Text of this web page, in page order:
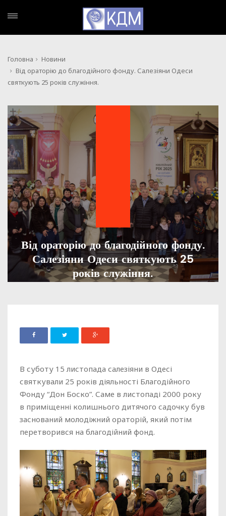
Головна
Новини
Від ораторію до благодійного фонду. Салезіяни Одеси
святкують 25 років служіння.
Від ораторію до благодійного фонду.
Салезіяни Одеси святкують 25
років служіння.
В суботу 15 листопада салезіяни в Одесі
святкували 25 років діяльності Благодійного
Фонду “Дон Боско”. Саме в листопаді 2000 року
в приміщенні колишнього дитячого садочку був
заснований молодіжний ораторій, який потім
перетворився на благодійний фонд.